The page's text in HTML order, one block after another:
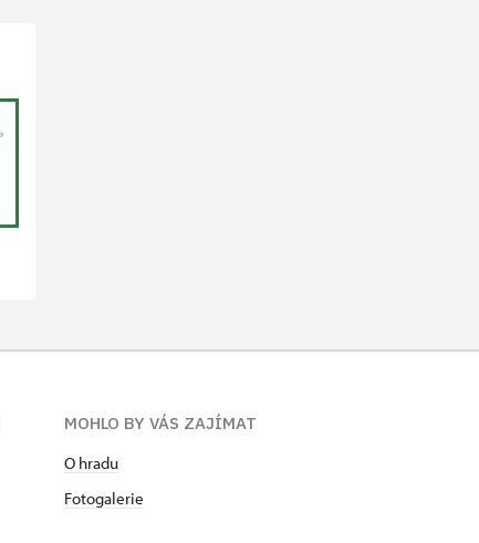
MOHLO BY VÁS ZAJÍMAT
O hradu
Fotogalerie